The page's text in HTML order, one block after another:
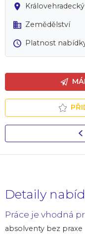
Zemědělství
Platnost
Detaily
Práce je vhodná
absolventy bez praxe